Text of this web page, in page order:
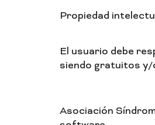
Propiedad
El usuario debe
siendo gratuitos y/
Asociación